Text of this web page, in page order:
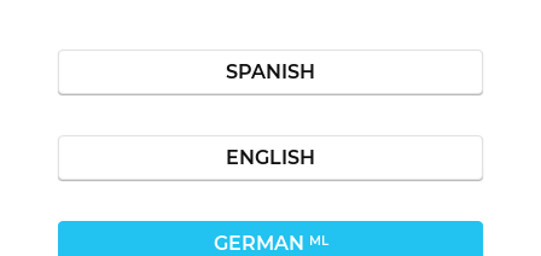
SPANISH
ENGLISH
GERMAN ML